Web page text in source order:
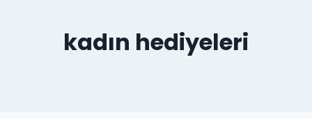
kadın hediyeleri